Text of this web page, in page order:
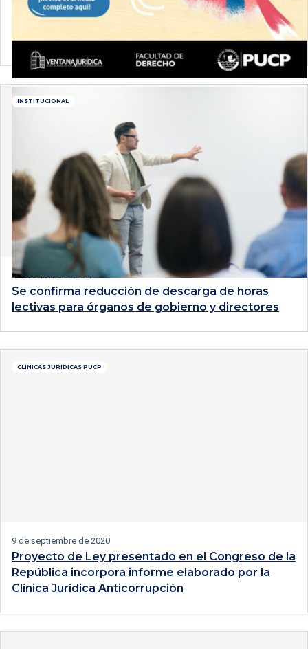
Metodología y probanza del acto de
hostigamiento sexual: críticas a un precedente
del SERVIR
INSTITUCIONAL
20 de enero de 2021
Se confirma reducción de descarga de horas
lectivas para órganos de gobierno y directores
CLÍNICAS JURÍDICAS PUCP
9 de septiembre de 2020
Proyecto de Ley presentado en el Congreso de la
República incorpora informe elaborado por la
Clínica Jurídica Anticorrupción